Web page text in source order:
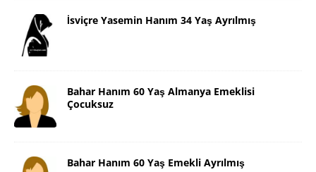
İsviçre Yasemin Hanım 34 Yaş Ayrılmış
Bahar Hanım 60 Yaş Almanya Emeklisi
Çocuksuz
Bahar Hanım 60 Yaş Emekli Ayrılmış